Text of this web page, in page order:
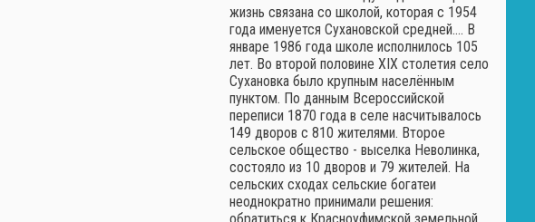
жизнь связана со школой, которая с 1954
года именуется Сухановской средней.… В
январе 1986 года школе исполнилось 105
лет. Во второй половине XIX столетия село
Сухановка было крупным населённым
пунктом. По данным Всероссийской
переписи 1870 года в селе насчитывалось
149 дворов с 810 жителями. Второе
сельское общество - выселка Неволинка,
состояло из 10 дворов и 79 жителей. На
сельских сходах сельские богатеи
неоднократно принимали решения: